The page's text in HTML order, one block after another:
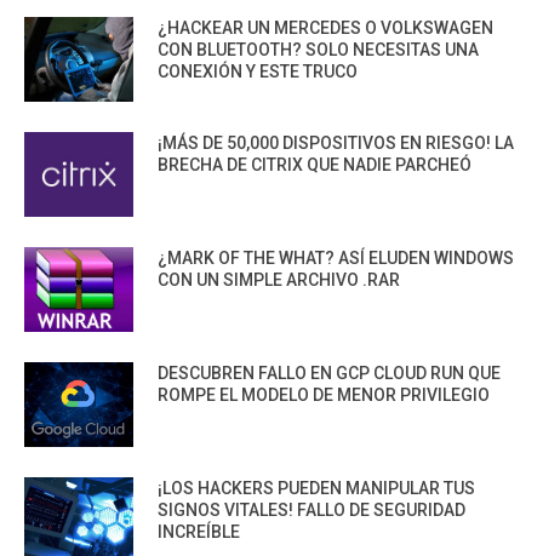
¿HACKEAR UN MERCEDES O VOLKSWAGEN
CON BLUETOOTH? SOLO NECESITAS UNA
CONEXIÓN Y ESTE TRUCO
¡MÁS DE 50,000 DISPOSITIVOS EN RIESGO! LA
BRECHA DE CITRIX QUE NADIE PARCHEÓ
¿MARK OF THE WHAT? ASÍ ELUDEN WINDOWS
CON UN SIMPLE ARCHIVO .RAR
DESCUBREN FALLO EN GCP CLOUD RUN QUE
ROMPE EL MODELO DE MENOR PRIVILEGIO
¡LOS HACKERS PUEDEN MANIPULAR TUS
SIGNOS VITALES! FALLO DE SEGURIDAD
INCREÍBLE